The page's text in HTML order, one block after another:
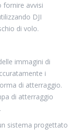
fornire avvisi
DJI
di volo.
immagini di
i
di atterraggio.
di atterraggio
sistema progettato